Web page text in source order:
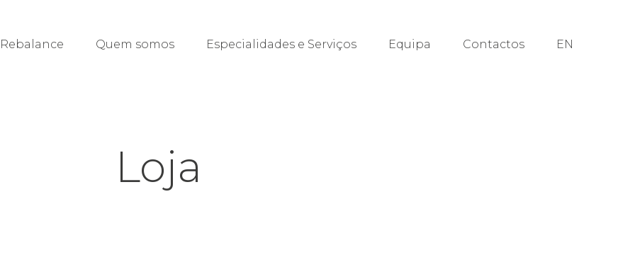
Quem somos Especialidades e Serviços Equipa Contactos EN
Loja